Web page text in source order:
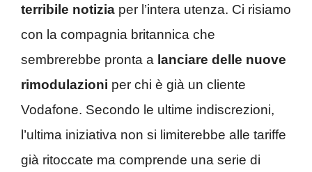
terribile notizia per l’intera utenza. Ci risiamo
con la compagnia britannica che
sembrerebbe pronta a lanciare delle nuove
rimodulazioni per chi è già un cliente
Vodafone. Secondo le ultime indiscrezioni,
l’ultima iniziativa non si limiterebbe alle tariffe
già ritoccate ma comprende una serie di